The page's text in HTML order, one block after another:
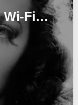
Wi-Fi…